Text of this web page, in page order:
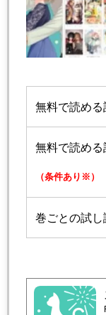
無料で読める
無料で読める
（条件あり※）
巻ごとの試し